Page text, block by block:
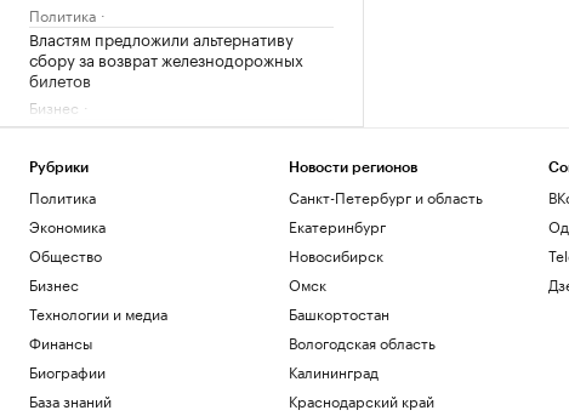
Политика
Властям предложили альтернативу
сбору за возврат железнодорожных
билетов
Бизнес
Гастрогид по Центральной России:
РБК и РСХБ
Объем неплатежей по ипотеке на
новостройки в Башкирии вырос на
Башкортостан
Как микробизнесу принимать оплату от
зарубежных заказчиков в 2026-м
Подписка на РБК
Консультант топ-менеджеров рассказал
об «открытии» в работе с CEO
Рубрики
Политика
Экономика
Общество
Бизнес
Технологии и медиа
Финансы
Биографии
База знаний
Новости регионов
Санкт-Петербург и область
Екатеринбург
Новосибирск
Омск
Башкортостан
Вологодская область
Калининград
Краснодарский край